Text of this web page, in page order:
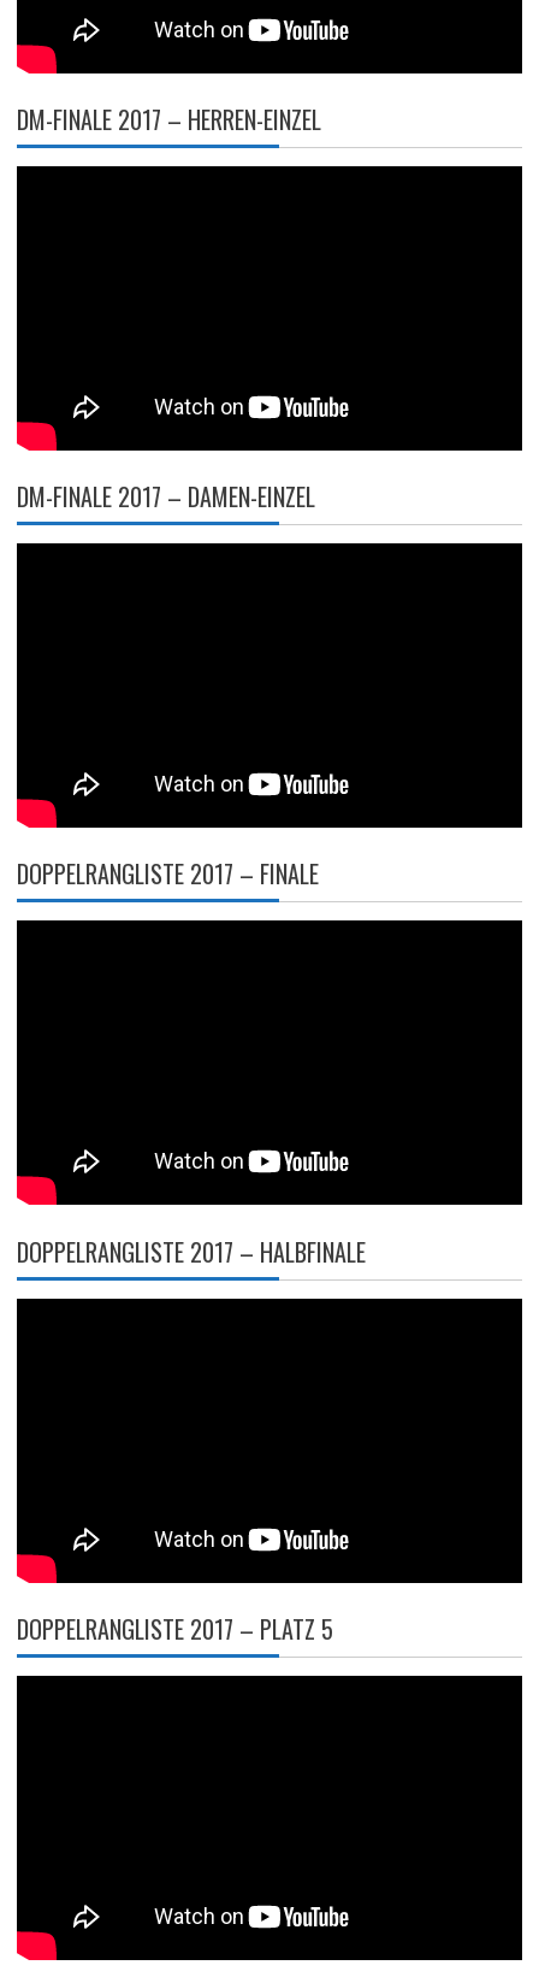
DM-FINALE 2017 – HERREN-EINZEL
DM-FINALE 2017 – DAMEN-EINZEL
DOPPELRANGLISTE 2017 – FINALE
DOPPELRANGLISTE 2017 – HALBFINALE
DOPPELRANGLISTE 2017 – PLATZ 5